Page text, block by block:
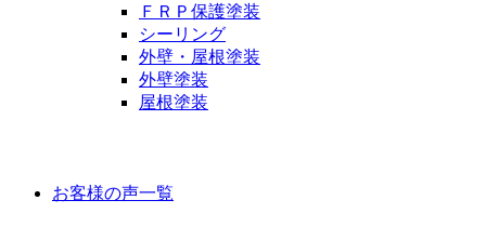
ＦＲＰ保護塗装
シーリング
外壁・屋根塗装
外壁塗装
屋根塗装
お客様の声一覧